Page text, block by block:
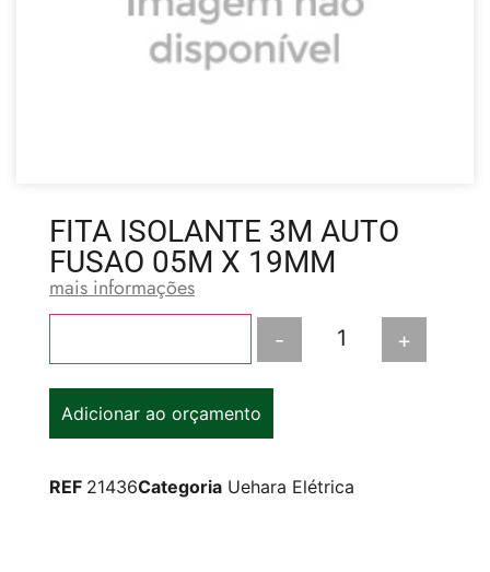
FITA ISOLANTE 3M AUTO
FUSAO 05M X 19MM
mais informações
- +
Adicionar ao orçamento
REF 21436Categoria Uehara Elétrica